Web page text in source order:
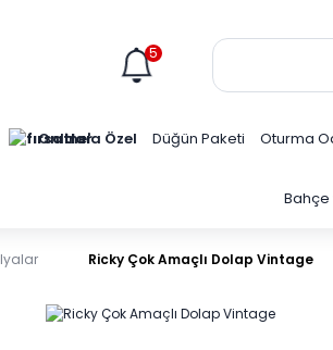
5
Online'a Özel Düğün Paketi Oturma
Bahçe
Ricky Çok Amaçlı Dolap Vintage